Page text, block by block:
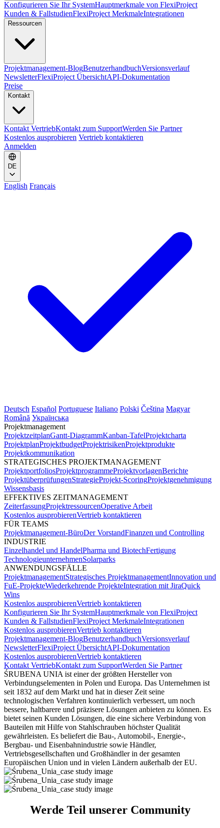
Konfigurieren Sie Ihr SystemHauptmerkmale von FlexiProject
Kunden & FallstudienFlexiProject MerkmaleIntegrationen
Ressourcen
Projektmanagement-BlogBenutzerhandbuchVersionsverlauf
NewsletterFlexiProject ÜbersichtAPI-Dokumentation
Preise
Kontakt
Kontakt VertriebKontakt zum SupportWerden Sie Partner
Kostenlos ausprobieren Vertrieb kontaktieren
Anmelden
DE
English Français
Deutsch Español Portuguese Italiano Polski Čeština Magyar
Română Українська
Projektmanagement
ProjektzeitplanGantt-DiagrammKanban-TafelProjektcharta
ProjektplanProjektbudgetProjektrisikenProjektprodukte
Projektkommunikation
STRATEGISCHES PROJEKTMANAGEMENT
ProjektportfoliosProjektprogrammeProjektvorlagenBerichte
ProjektüberprüfungenStrategieProjekt-ScoringProjektgenehmigung
Wissensbasis
EFFEKTIVES ZEITMANAGEMENT
ZeiterfassungProjektressourcenOperative Arbeit
Kostenlos ausprobierenVertrieb kontaktieren
FÜR TEAMS
Projektmanagement-BüroDer VorstandFinanzen und Controlling
INDUSTRIE
Einzelhandel und HandelPharma und BiotechFertigung
TechnologieunternehmenSolarparks
ANWENDUNGSFÄLLE
ProjektmanagementStrategisches ProjektmanagementInnovation und
FuE-ProjekteWiederkehrende ProjekteIntegration mit JiraQuick
Wins
Kostenlos ausprobierenVertrieb kontaktieren
Konfigurieren Sie Ihr SystemHauptmerkmale von FlexiProject
Kunden & FallstudienFlexiProject MerkmaleIntegrationen
Kostenlos ausprobierenVertrieb kontaktieren
Projektmanagement-BlogBenutzerhandbuchVersionsverlauf
NewsletterFlexiProject ÜbersichtAPI-Dokumentation
Kostenlos ausprobierenVertrieb kontaktieren
Kontakt VertriebKontakt zum SupportWerden Sie Partner
ŚRUBENA UNIA ist einer der größten Hersteller von
Verbindungselementen in Polen und Europa. Das Unternehmen ist
seit 1832 auf dem Markt und hat in dieser Zeit seine
technologischen Verfahren kontinuierlich verbessert, um noch
bessere, haltbarere und präzisere Lösungen anbieten zu können. Es
bietet seinen Kunden Lösungen, die eine sichere Verbindung von
Bauteilen mit Hilfe von Stahlschrauben höchster Qualität
gewährleisten. Es beliefert die Bau-, Automobil-, Energie-,
Bergbau- und Eisenbahnindustrie sowie Händler,
Vertriebsgesellschaften und Großhändler in der gesamten
Europäischen Union und in vielen Ländern außerhalb der EU.
Werde Teil unserer Community